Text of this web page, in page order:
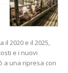
il 2020 e il 2025,
e i nuovi
a una ripresa con